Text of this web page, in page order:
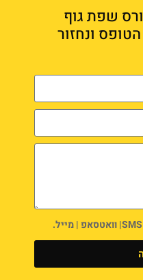
שפת גוף
ונחזור